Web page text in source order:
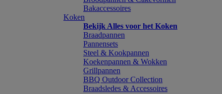
Bakaccessoires
Koken
Bekijk Alles voor het Koken
Braadpannen
Pannensets
Steel & Kookpannen
Koekenpannen & Wokken
Grillpannen
BBQ Outdoor Collection
Braadsledes & Accessoires